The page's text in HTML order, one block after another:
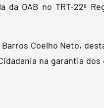
OAB no TRT-22ª
Coelho Neto,
na garantia